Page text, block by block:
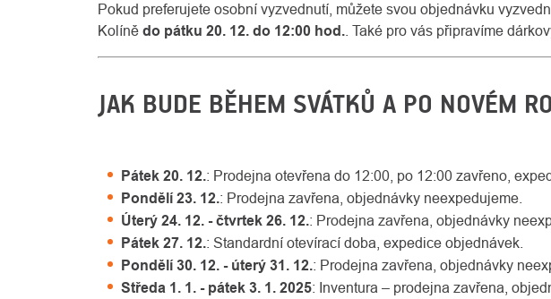
Pokud preferujete osobní vyzvednutí, můžete svou objednávku
Kolíně do pátku 20. 12. do 12:00 hod. . Také pro vás připravíme
JAK BUDE BĚHEM SVÁTKŮ A PO NOVÉM
Pátek 20. 12.: Prodejna otevřena do 12:00, po 12:00 zavřeno,
Pondělí 23. 12.: Prodejna zavřena, objednávky neexpedujeme.
Úterý 24. 12. - čtvrtek 26. 12.: Prodejna zavřena, objednávky
Pátek 27. 12.: Standardní otevírací doba, expedice objednávek.
Pondělí 30. 12. - úterý 31. 12.: Prodejna zavřena, objednávky
Středa 1. 1. - pátek 3. 1. 2025: Inventura – prodejna zavřena,